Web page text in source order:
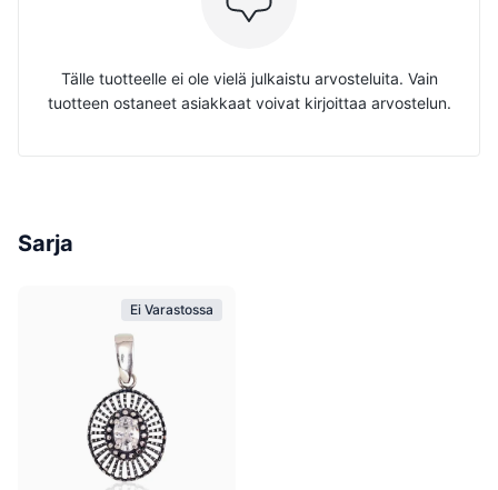
Tälle tuotteelle ei ole vielä julkaistu arvosteluita. Vain
tuotteen ostaneet asiakkaat voivat kirjoittaa arvostelun.
Sarja
Ei Varastossa